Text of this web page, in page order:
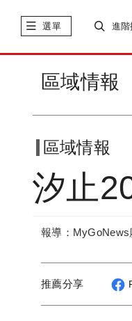
選單 進
區域情報
全國首座
中心」招
區域情報
汐止
報導：MyGoNews
推薦分享